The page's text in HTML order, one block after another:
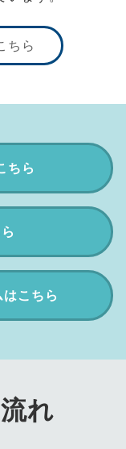
ちら
ちら
はこちら
れ